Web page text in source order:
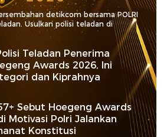
detikcom bersama POLRI
Usulkan polisi teladan di
Teladan Penerima
Awards 2026, Ini
dan Kiprahnya
Sebut Hoegeng Awards
Motivasi Polri Jalankan
Konstitusi